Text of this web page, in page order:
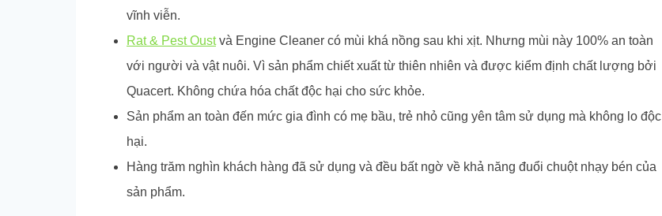
vĩnh viễn.
Rat & Pest Oustvà Engine Cleaner có mùi khá nồng sau khi xịt. Nhưng mùi này 100% an toàn
với người và vật nuôi. Vì sản phẩm chiết xuất từ thiên nhiên và được kiểm định chất lượng bởi
Quacert. Không chứa hóa chất độc hại cho sức khỏe.
Sản phẩm an toàn đến mức gia đình có mẹ bầu, trẻ nhỏ cũng yên tâm sử dụng mà không lo độc
hại.
Hàng trăm nghìn khách hàng đã sử dụng và đều bất ngờ về khả năng đuổi chuột nhạy bén của
sản phẩm.